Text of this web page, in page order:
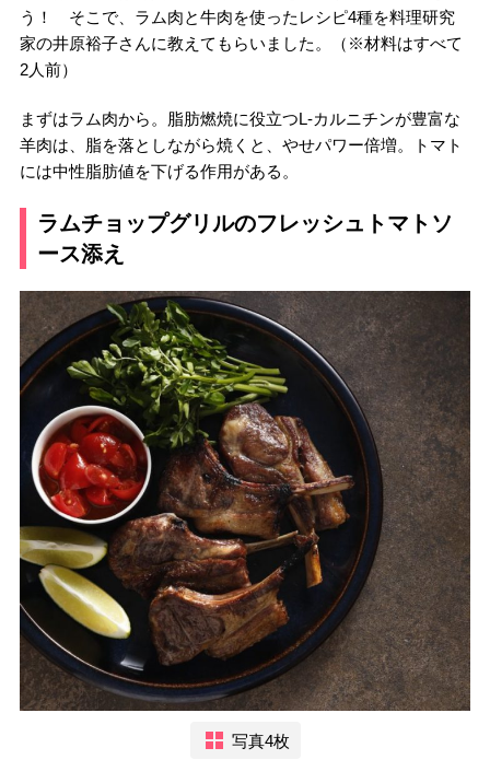
う！ そこで、ラム肉と牛肉を使ったレシピ4種を料理研究
家の井原裕子さんに教えてもらいました。（※材料はすべて
2人前）
まずはラム肉から。脂肪燃焼に役立つL-カルニチンが豊富な
羊肉は、脂を落としながら焼くと、やせパワー倍増。トマト
には中性脂肪値を下げる作用がある。
ラムチョップグリルのフレッシュトマトソ
ース添え
写真4枚